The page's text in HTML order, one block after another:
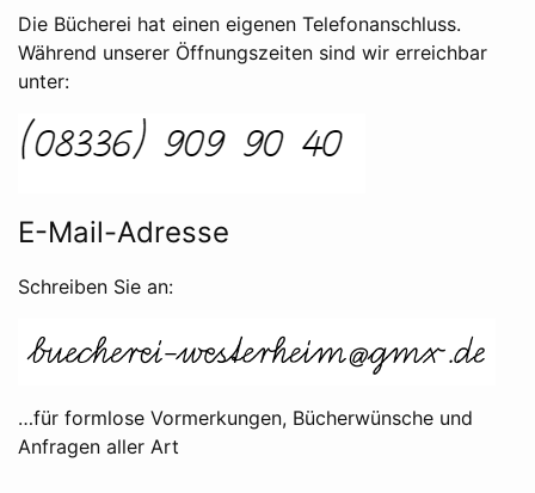
Die Bücherei hat einen eigenen Telefonanschluss.
Während unserer Öffnungszeiten sind wir erreichbar
unter:
E-Mail-Adresse
Schreiben Sie an:
…für formlose Vormerkungen, Bücherwünsche und
Anfragen aller Art